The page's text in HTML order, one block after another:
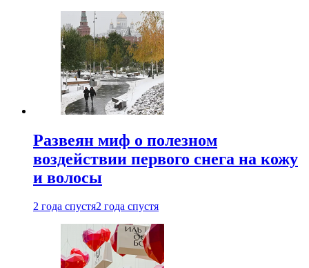
Развеян миф о полезном
воздействии первого снега на кожу
и волосы
2 года спустя2 года спустя